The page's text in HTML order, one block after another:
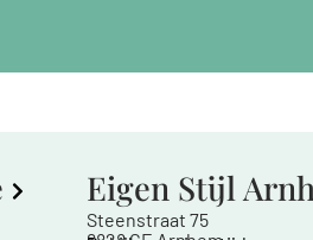
Eigen Stijl
Steenstraat 75